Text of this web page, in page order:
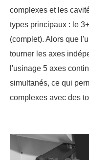
complexes et les
types principaux : le
(complet). Alors que
tourner les axes
l'usinage 5 axes
simultanés, ce qui
complexes avec des